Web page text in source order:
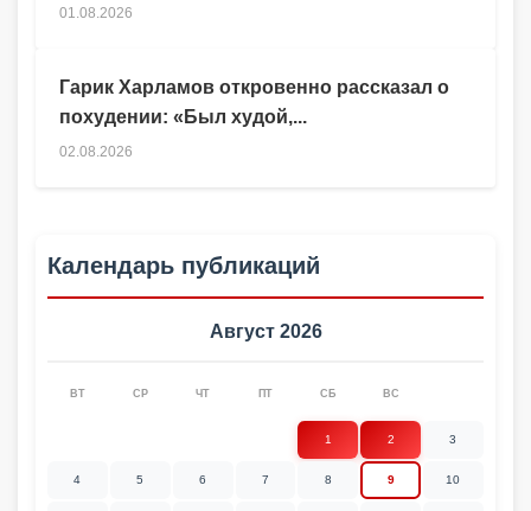
Гарик Харламов откровенно рассказал о
похудении: «Был худой,...
02.08.2026
01.08.2026
Календарь публикаций
Август 2026
ВТ СР ЧТ ПТ СБ ВС
1 2 3
4 5 6 7 8 9 10